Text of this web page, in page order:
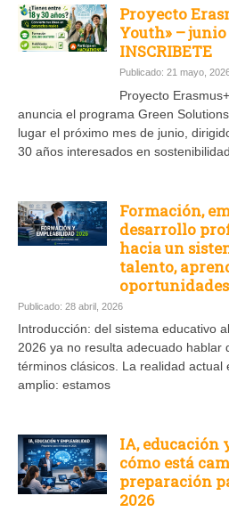
Proyecto
Youth» – junio
INSCRIBETE
Publicado: 21 mayo,
Proyecto
anuncia el programa Green
lugar el próximo mes de junio,
30 años interesados en
Formación,
desarrollo
hacia un
talento,
oportunidades
Publicado: 28 abril, 2026
Introducción: del sistema educativo
2026 ya no resulta adecuado hablar
términos clásicos. La realidad actual
amplio: estamos
IA, educación
cómo está
preparación
2026